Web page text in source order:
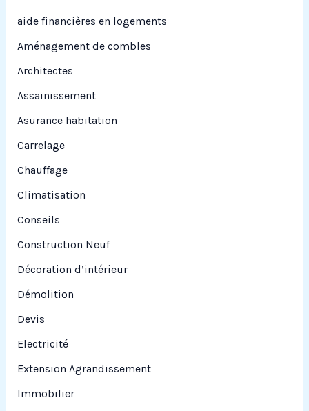
c
:
aide financières en logements
Aménagement de combles
Architectes
Assainissement
Asurance habitation
Carrelage
Chauffage
Climatisation
Conseils
Construction Neuf
Décoration d’intérieur
Démolition
Devis
Electricité
Extension Agrandissement
Immobilier